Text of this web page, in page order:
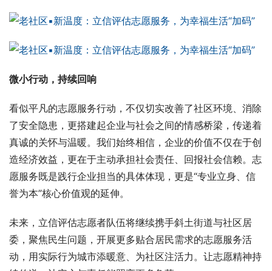
微小行动，持续回响
看似平凡的志愿服务行动，不仅切实改善了社区环境、消除
了安全隐患，更搭建起企业与社会之间的情感桥梁，传递着
真诚的关怀与温暖。我们始终相信，企业的价值不仅在于创
造经济效益，更在于主动承担社会责任、回报社会信赖。志
愿服务既是践行企业担当的具体体现，更是“专业立身、信
誉为本”核心价值观的延伸。
未来，立信评估志愿者队伍将继续携手斜土街道与社区居
委，聚焦民生问题，开展更多贴合居民需求的志愿服务活
动，用实际行为城市添暖意、为社区注活力。让志愿精神持